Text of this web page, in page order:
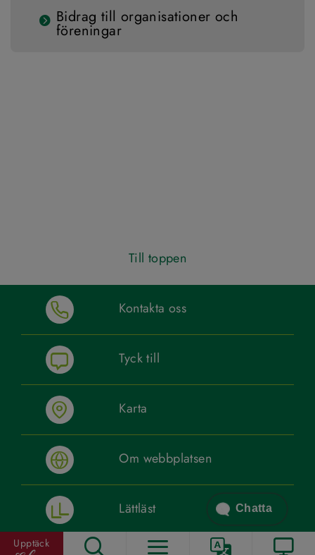
Bidrag till organisationer och
föreningar
Upptäck
Till toppen
Kontakta oss
Tyck till
Karta
Om webbplatsen
Lättläst Chatta